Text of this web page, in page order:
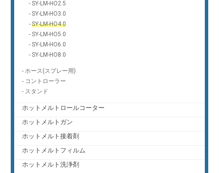
-SY-LM-HO2.5
-SY-LM-HO3.0
-SY-LM-HO4.0
-SY-LM-HO5.0
-SY-LM-HO6.0
-SY-LM-HO8.0
- ホース(スプレー用)
- コントローラー
- スタンド
ホットメルトロールコーター
ホットメルトガン
ホットメルト接着剤
ホットメルトフィルム
ホットメルト洗浄剤